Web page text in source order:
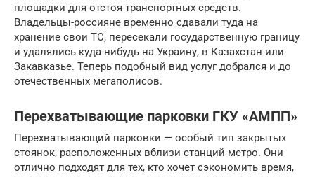
площадки для отстоя транспортных средств.
Владельцы-россияне временно сдавали туда на
хранение свои ТС, пересекали государственную границу
и удалялись куда-нибудь на Украину, в Казахстан или
Закавказье. Теперь подобный вид услуг добрался и до
отечественных мегаполисов.
Перехватывающие парковки ГКУ «АМПП»
Перехватывающий парковки — особый тип закрытых
стоянок, расположенных вблизи станций метро. Они
отлично подходят для тех, кто хочет сэкономить время,